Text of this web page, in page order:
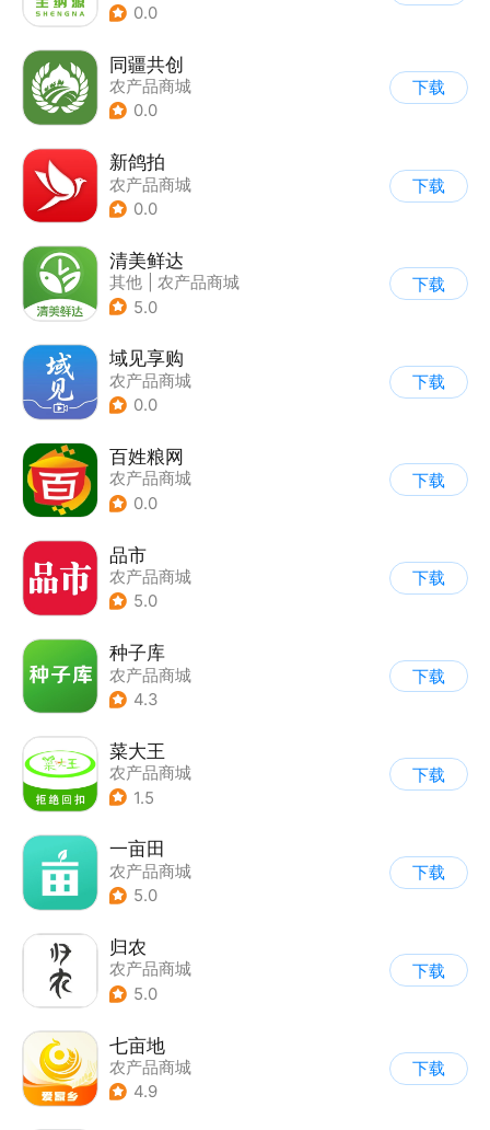
0.0
同疆共创
农产品商城
0.0
下载
新鸽拍
农产品商城
0.0
下载
清美鲜达
其他
农产品商城
5.0
下载
域见享购
农产品商城
0.0
下载
百姓粮网
农产品商城
0.0
下载
品市
农产品商城
5.0
下载
种子库
农产品商城
4.3
下载
菜大王
农产品商城
1.5
下载
一亩田
农产品商城
5.0
下载
归农
农产品商城
5.0
下载
七亩地
农产品商城
4.9
下载